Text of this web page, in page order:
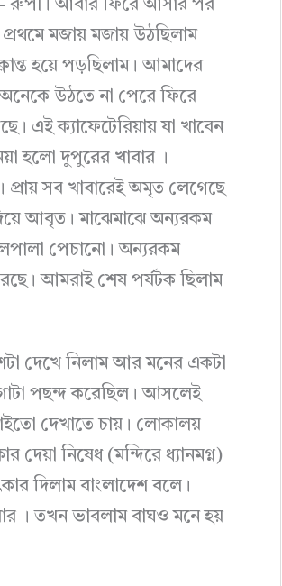
রুপী। আবার ফিরে আসার পর
মজায় মজায় উঠছিলাম
হয়ে পড়ছিলাম। আমাদের
উঠতে না পেরে ফিরে
এই ক্যাফেটেরিয়ায় যা খাবেন
হলো দুপুরের খাবার ।
প্রায় সব খাবারেই অমৃত লেগেছে
আবৃত। মাঝেমাঝে অন্যরকম
পেচানো। অন্যরকম
আমরাই শেষ পর্যটক ছিলাম
দেখে নিলাম আর মনের একটা
পছন্দ করেছিল। আসলেই
দেখাতে চায়। লোকালয়
নিষেধ (মন্দিরে ধ্যানমগ্ন)
দিলাম বাংলাদেশ বলে।
। তখন ভাবলাম বাঘও মনে হয়